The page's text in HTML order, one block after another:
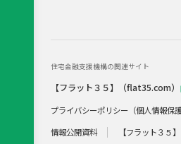
住宅金融支援機構の関連サイト
【フラット３５】（flat35.com）
プライバシーポリシー（個人情報保護
情報公開資料
【フラット３５